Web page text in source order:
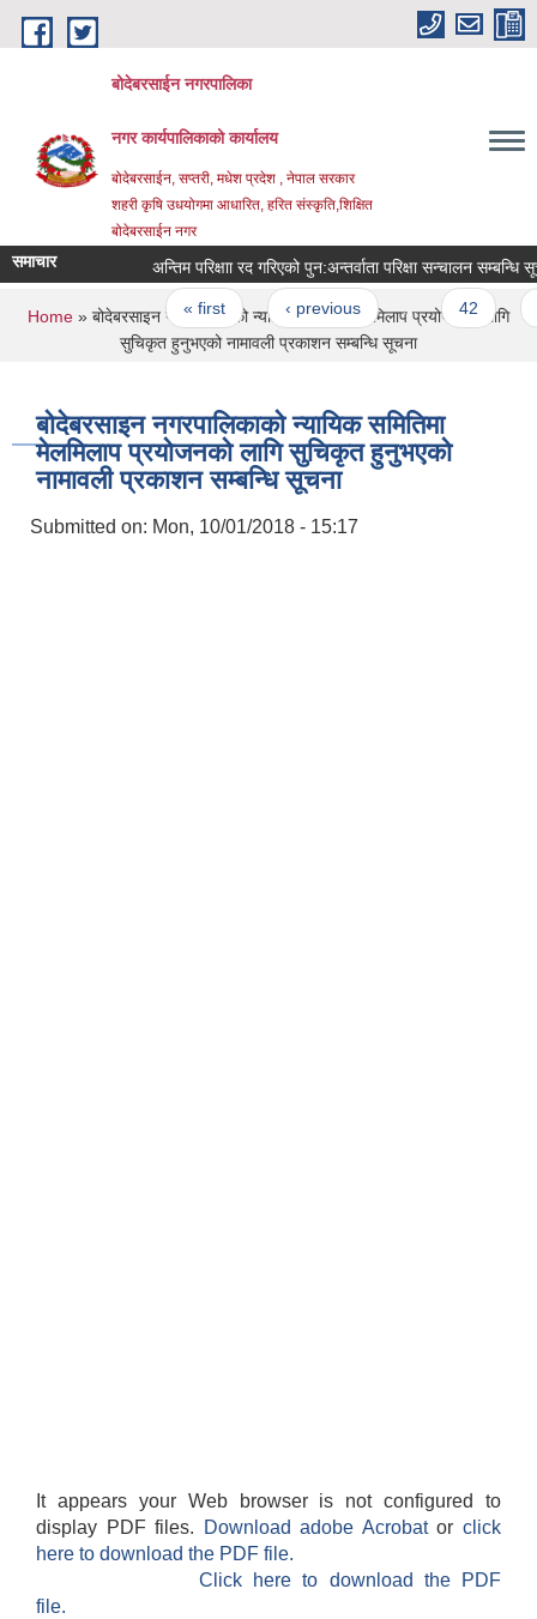
Skip to main content
बोदेबरसाईन नगरपालिका
नगर कार्यपालिकाको कार्यालय
बोदेबरसाईन, सप्तरी, मधेश प्रदेश , नेपाल सरकार
शहरी कृषि उधयोगमा आधारित, हरित संस्कृति,शिक्षित
बोदेबरसाईन नगर
समाचार अन्तिम परिक्षाा रद गरिएको पुन‍‌‌:अन्तर्वाता परिक्षा सन्चालन सम्बन्धि
Pages
« first ‹ previous … 42
You are here
Home » बोदेबरसाइन नगरपालिकाको न्यायिक समितिमा मेलमिलाप प्रयोजनको लागि
सुचिकृत हुनुभएको नामावली प्रकाशन सम्बन्धि सूचना
बोदेबरसाइन नगरपालिकाको न्यायिक समितिमा
मेलमिलाप प्रयोजनको लागि सुचिकृत हुनुभएको
नामावली प्रकाशन सम्बन्धि सूचना
Submitted on: Mon, 10/01/2018 - 15:17
It appears your Web browser is not configured to
display PDF files.
Download adobe Acrobatorclick
here to download the PDF file.
Click here to download the PDF
file.